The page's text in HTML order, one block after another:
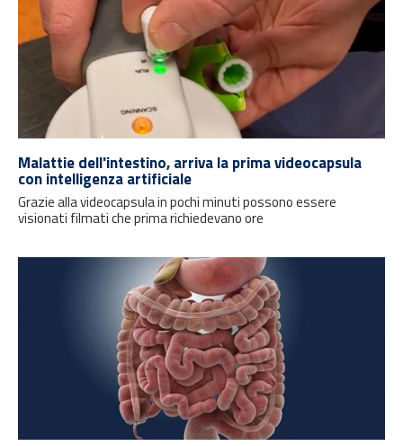
Malattie dell'intestino, arriva la prima videocapsula
con intelligenza artificiale
Grazie alla videocapsula in pochi minuti possono essere
visionati filmati che prima richiedevano ore